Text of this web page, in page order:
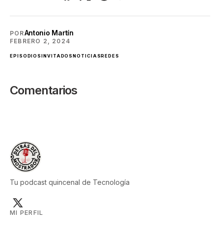
PORAntonio Martín
FEBRERO 2, 2024
EPISODIOSINVITADOSNOTICIASREDES
Comentarios
Tu podcast quincenal de Tecnología
MI PERFIL